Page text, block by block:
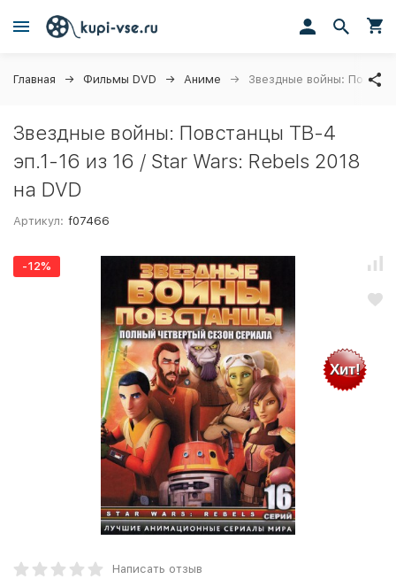
Главная Фильмы DVD Аниме Звездные войны:
Звездные войны: Повстанцы ТВ-4
эп.1-16 из 16 / Star Wars: Rebels 2018
на DVD
Артикул: f07466
-12%
Хит!
Написать отзыв